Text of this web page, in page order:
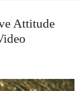
Attitude